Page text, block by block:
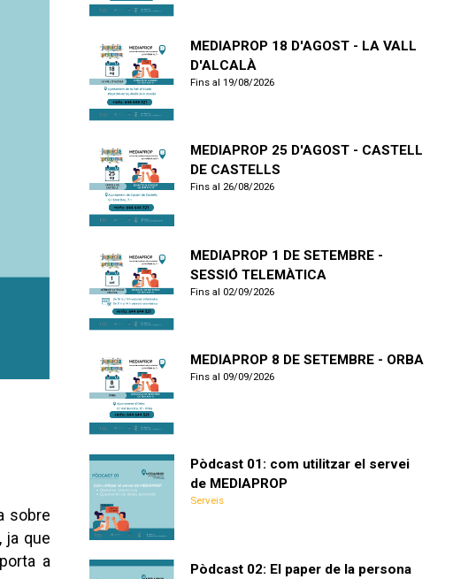
sobre
ja que
a
MEDIAPROP 18 D'AGOST - LA VALL
D'ALCALÀ
Fins al 19/08/2026
MEDIAPROP 25 D'AGOST - CASTELL
DE CASTELLS
Fins al 26/08/2026
MEDIAPROP 1 DE SETEMBRE -
SESSIÓ TELEMÀTICA
Fins al 02/09/2026
MEDIAPROP 8 DE SETEMBRE - ORBA
Fins al 09/09/2026
Pòdcast 01: com utilitzar el servei
de MEDIAPROP
Serveis
Pòdcast 02: El paper de la persona